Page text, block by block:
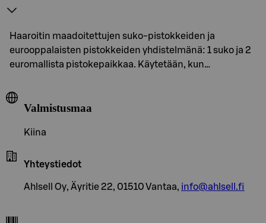
Haaroitin maadoitettujen suko-pistokkeiden ja
eurooppalaisten pistokkeiden yhdistelmänä: 1 suko ja 2
euromallista pistokepaikkaa. Käytetään, kun…
Valmistusmaa
Kiina
Yhteystiedot
Ahlsell Oy, Äyritie 22, 01510 Vantaa, info@ahlsell.fi